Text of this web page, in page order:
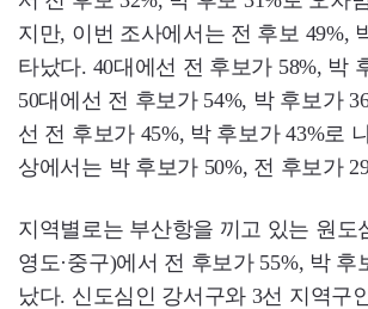
지만, 이번 조사에서는 전 후보 49%,
타났다. 40대에선 전 후보가 58%, 박
50대에선 전 후보가 54%, 박 후보가
선 전 후보가 45%, 박 후보가 43%로
상에서는 박 후보가 50%, 전 후보가
지역별로는 부산항을 끼고 있는 원도
영도·중구)에서 전 후보가 55%, 박 후
났다. 신도심인 강서구와 3선 지역구